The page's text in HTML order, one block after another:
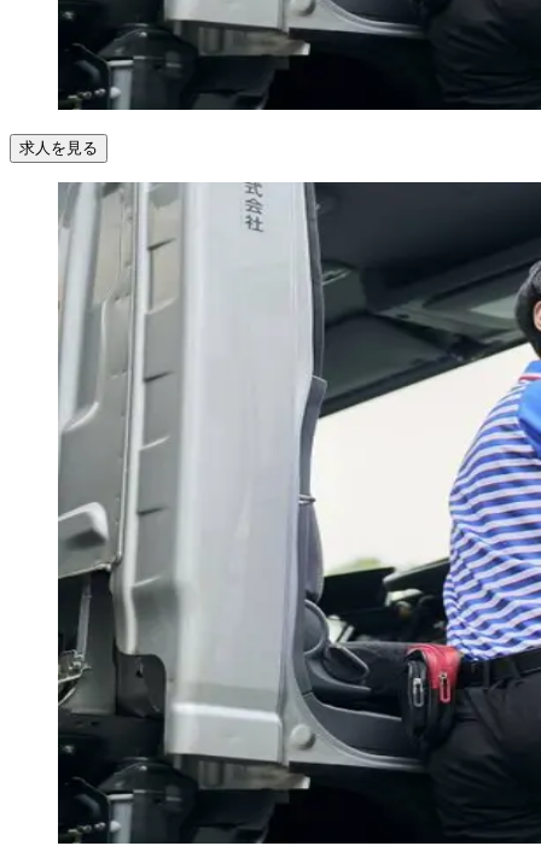
求人を見る